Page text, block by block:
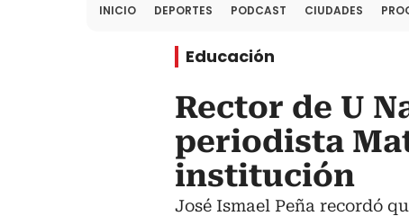
INICIO DEPORTES PODCAST CIUDADES
Educación
Rector de U
periodista
institución
José Ismael Peña recordó